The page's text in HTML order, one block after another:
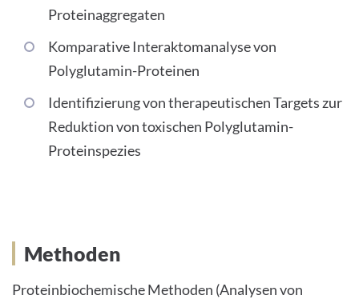
Proteinaggregaten
Komparative Interaktomanalyse von
Polyglutamin-Proteinen
Identifizierung von therapeutischen Targets zur
Reduktion von toxischen Polyglutamin-
Proteinspezies
Methoden
Proteinbiochemische Methoden (Analysen von